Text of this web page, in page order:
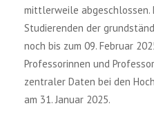
mittlerweile abgeschlossen.
Studierenden der
noch bis zum 09. Februar
Professorinnen und
zentraler Daten bei den
am 31. Januar 2025.